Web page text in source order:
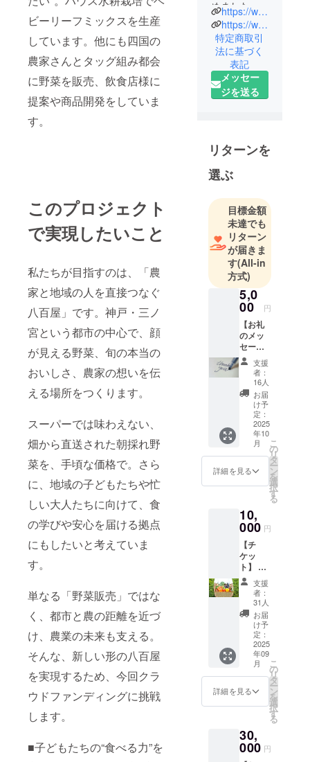
ビーリーフミックスを生産
しています。他にも四国の
農家さんとタッグ組み都会
に野菜を販売、飲食店様に
提案や商品開発をしていま
す。
このプロジェクト
で実現したいこと
私たちが目指すのは、「農
家と地域の人を直接つなぐ
八百屋」です。神戸・三ノ
宮という都市の中心で、顔
が見える野菜、旬の本当の
おいしさ、農家の想いを伝
える場所をつくります。
スーパーでは味わえない、
畑から直送された朝採れ野
菜を、手頃な価格で。さら
に、地域の子どもたちや忙
しい大人たちに向けて、食
の学びや安心を届ける拠点
にもしたいと考えていま
す。
単なる「野菜販売」ではな
く、都市と農の距離を近づ
け、農業の未来も支える。
そんな、新しい形の八百屋
を実現するため、今回クラ
ウドファンディングに挑戦
します。
■子どもたちの“食べる力”を
めました！
スローガン
は"心を満た
す野菜を届
けたい"。
ハウス水耕
栽培でベ
生産してい
ます。
他にも水耕
した作物を
販売してい
ます！
https://www.wanokunifarm.com/
https://www.instagram.com/wanokuni.farm.act2/
特定商取引
法に基づく
表記
メッセー
ジを送る
リターンを
選ぶ
目標金額
未達でも
リターン
が届きま
す(All-in
方式)
5,0
00 円
【お礼
のメッ
セー
ジ】 感
謝の気
持ちを
込め
て、お
礼の
メッ
セージ
をお送
りしま
す。
支援
者：
16人
お届
け予
定：
2025
年10
月
詳細を見る
こ
の
リ
タ
ー
ン
を
選
択
す
る
10,
000 円
【チ
ケッ
ト】 野
菜割引
チケッ
ト1,000
円分
（100円
×10枚）
・1,000
円での
お買い
物にご
利用い
ただけ
ます。1
の利用
が可能
です。
支援
者：
31人
お届
け予
定：
2025
年09
月
詳細を見る
こ
の
リ
タ
ー
ン
を
選
択
す
る
30,
000 円